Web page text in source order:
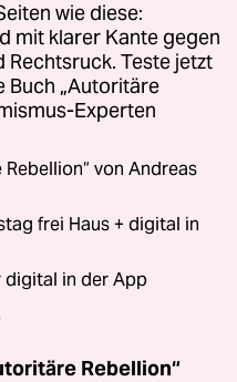
wie diese:
mit klarer Kante gegen
Rechtsruck. Teste jetzt
Buch „Autoritäre
Experten
von Andreas
frei Haus + digital in
digital in der App
Rebellion“